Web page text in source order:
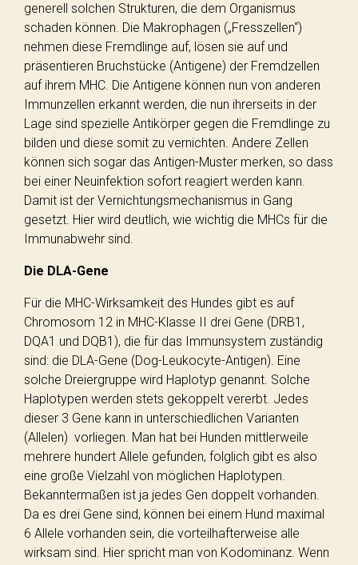
generell solchen Strukturen, die dem Organismus
schaden können. Die Makrophagen („Fresszellen“)
nehmen diese Fremdlinge auf, lösen sie auf und
präsentieren Bruchstücke (Antigene) der Fremdzellen
auf ihrem MHC. Die Antigene können nun von anderen
Immunzellen erkannt werden, die nun ihrerseits in der
Lage sind spezielle Antikörper gegen die Fremdlinge zu
bilden und diese somit zu vernichten. Andere Zellen
können sich sogar das Antigen-Muster merken, so dass
bei einer Neuinfektion sofort reagiert werden kann.
Damit ist der Vernichtungsmechanismus in Gang
gesetzt. Hier wird deutlich, wie wichtig die MHCs für die
Immunabwehr sind.
Die DLA-Gene
Für die MHC-Wirksamkeit des Hundes gibt es auf
Chromosom 12 in MHC-Klasse II drei Gene (DRB1,
DQA1 und DQB1), die für das Immunsystem zuständig
sind: die DLA-Gene (Dog-Leukocyte-Antigen). Eine
solche Dreiergruppe wird Haplotyp genannt. Solche
Haplotypen werden stets gekoppelt vererbt. Jedes
dieser 3 Gene kann in unterschiedlichen Varianten
(Allelen) vorliegen. Man hat bei Hunden mittlerweile
mehrere hundert Allele gefunden, folglich gibt es also
eine große Vielzahl von möglichen Haplotypen.
Bekanntermaßen ist ja jedes Gen doppelt vorhanden.
Da es drei Gene sind, können bei einem Hund maximal
6 Allele vorhanden sein, die vorteilhafterweise alle
wirksam sind. Hier spricht man von Kodominanz. Wenn